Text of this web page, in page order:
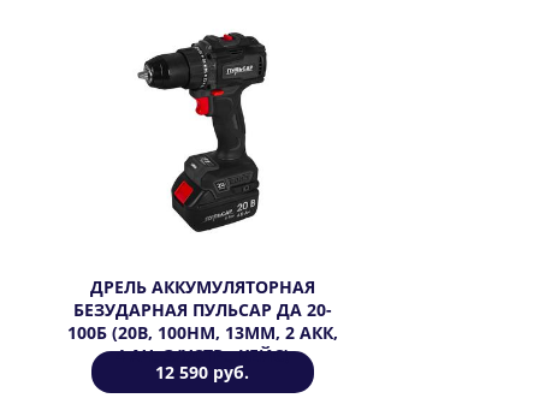
ДРЕЛЬ АККУМУЛЯТОРНАЯ
БЕЗУДАРНАЯ ПУЛЬСАР ДА 20-
100Б (20В, 100НМ, 13ММ, 2 АКК,
4 АЧ, З/УСТР., КЕЙС)
12 590 руб.